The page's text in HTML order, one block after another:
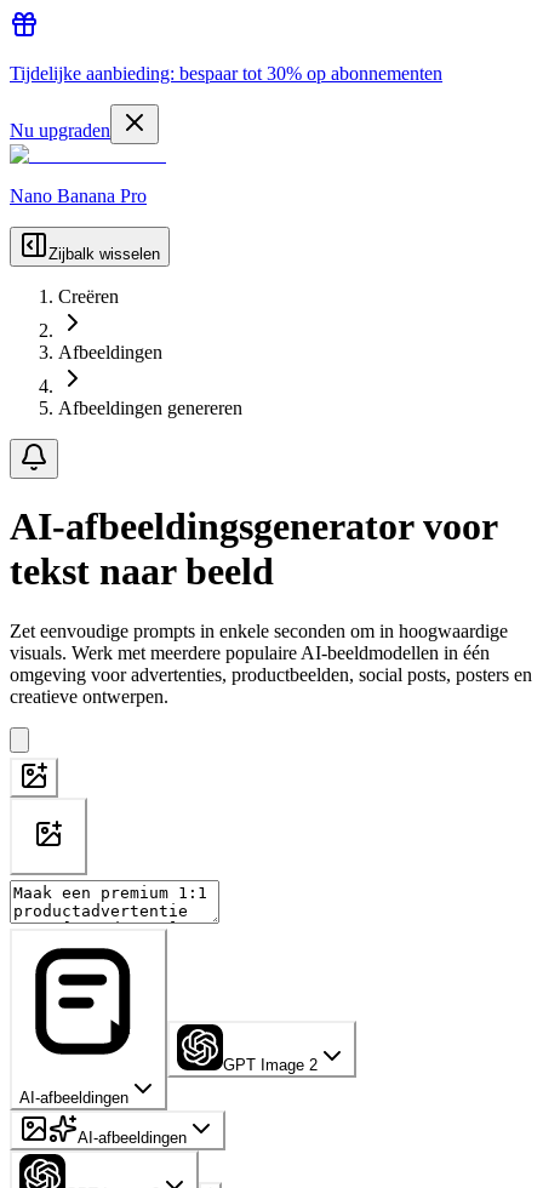
Tijdelijke aanbieding: bespaar tot 30% op abonnementen
Nu upgraden
Nano Banana Pro
Zijbalk wisselen
Creëren
Afbeeldingen
Afbeeldingen genereren
AI-afbeeldingsgenerator voor
tekst naar beeld
Zet eenvoudige prompts in enkele seconden om in hoogwaardige
visuals. Werk met meerdere populaire AI-beeldmodellen in één
omgeving voor advertenties, productbeelden, social posts, posters en
creatieve ontwerpen.
AI-afbeeldingen
GPT Image 2
AI-afbeeldingen